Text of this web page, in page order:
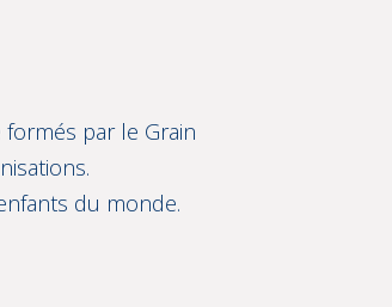
formés par le Grain
du monde.